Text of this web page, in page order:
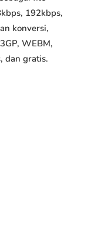
192kbps,
konversi,
WEBM,
dan gratis.